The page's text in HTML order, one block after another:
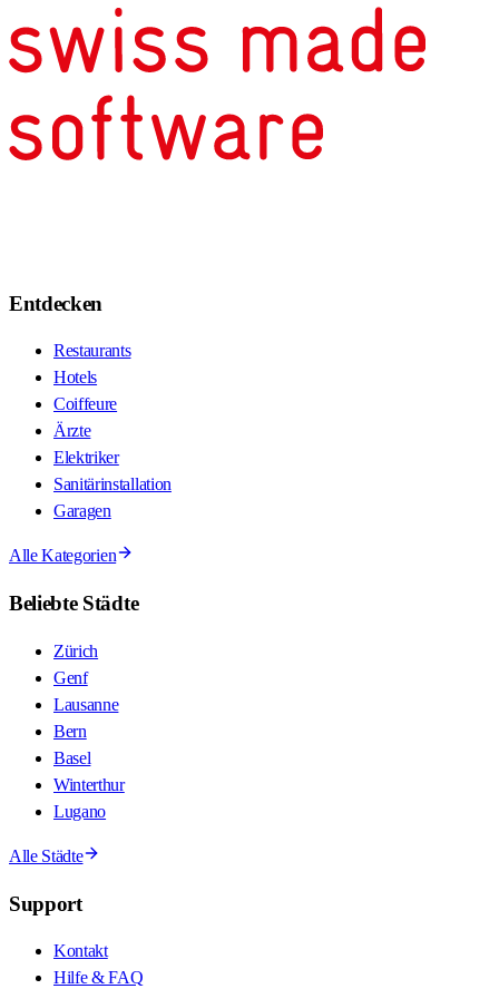
Entdecken
Restaurants
Hotels
Coiffeure
Ärzte
Elektriker
Sanitärinstallation
Garagen
Alle Kategorien
Beliebte Städte
Zürich
Genf
Lausanne
Bern
Basel
Winterthur
Lugano
Alle Städte
Support
Kontakt
Hilfe & FAQ